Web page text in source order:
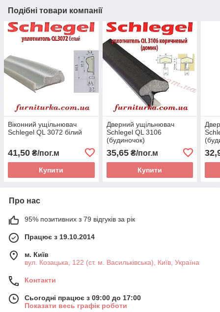
Подібні товари компанії
Віконний ущільнювач
Schlegel QL 3072 білий
41,50 ₴/пог.м
Купити
Дверний ущільнювач
Schlegel QL 3106
(будиночок)
35,65₴/пог.м
Купити
Про нас
95% позитивних з 79 відгуків за рік
Працює з 19.10.2014
м. Київ
вул. Козацька, 122 (ст. м. Васильківська), Київ, Україна
Контакти
Сьогодні працює з 09:00 до 17:00
Показати весь графік роботи